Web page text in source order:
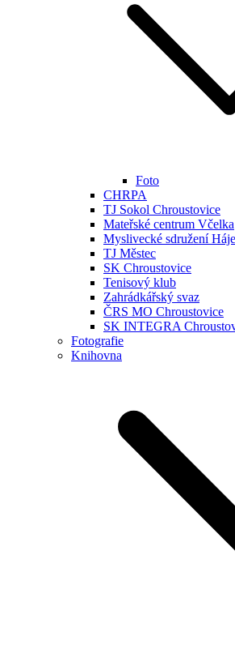
Foto
CHRPA
TJ Sokol Chroustovice
Mateřské centrum Včelka
Myslivecké sdružení Háje
TJ Městec
SK Chroustovice
Tenisový klub
Zahrádkářský svaz
ČRS MO Chroustovice
SK INTEGRA
Fotografie
Knihovna